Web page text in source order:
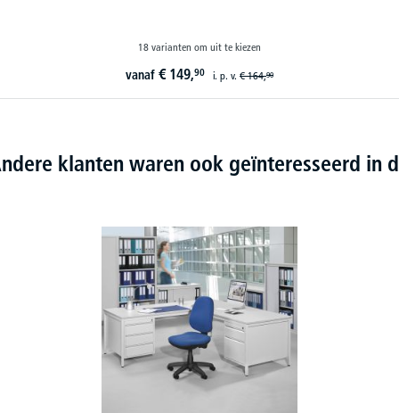
18 varianten om uit te kiezen
vanaf € 149,90 i. p. v. € 164,90
klanten waren ook geïnteresseerd in